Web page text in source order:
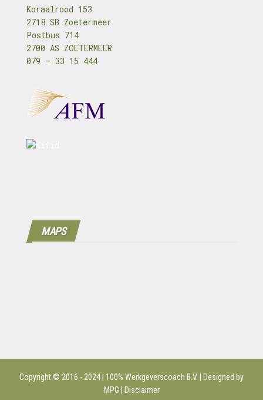
Koraalrood 153
2718 SB Zoetermeer
Postbus 714
2700 AS ZOETERMEER
079 – 33 15 444
MAPS
Copyright © 2016 - 2024 | 100% Werkgeverscoach B.V. | Designed by
MPG |
Disclaimer